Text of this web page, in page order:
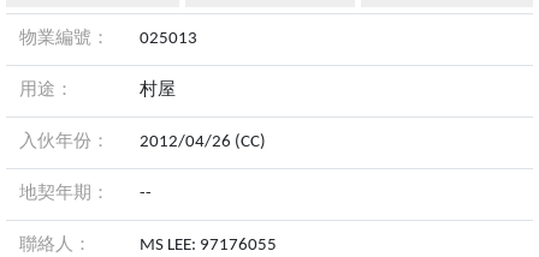
物業編號： 025013
用途： 村屋
入伙年份： 2012/04/26 (CC)
地契年期： --
聯絡人：
MS LEE: 97176055